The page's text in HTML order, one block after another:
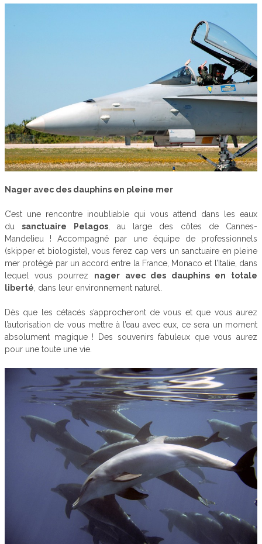
Nager avec des dauphins en pleine mer
C’est une rencontre inoubliable qui vous attend dans les eaux
dusanctuaire Pelagos, au large des côtes de Cannes-
Mandelieu ! Accompagné par une équipe de professionnels
(skipper et biologiste), vous ferez cap vers un sanctuaire en pleine
mer protégé par un accord entre la France, Monaco et l’Italie, dans
lequel vous pourrez nager avec des dauphins en totale
liberté , dans leur environnement naturel.
Dès que les cétacés s’approcheront de vous et que vous aurez
l’autorisation de vous mettre à l’eau avec eux, ce sera un moment
absolument magique ! Des souvenirs fabuleux que vous aurez
pour une toute une vie.